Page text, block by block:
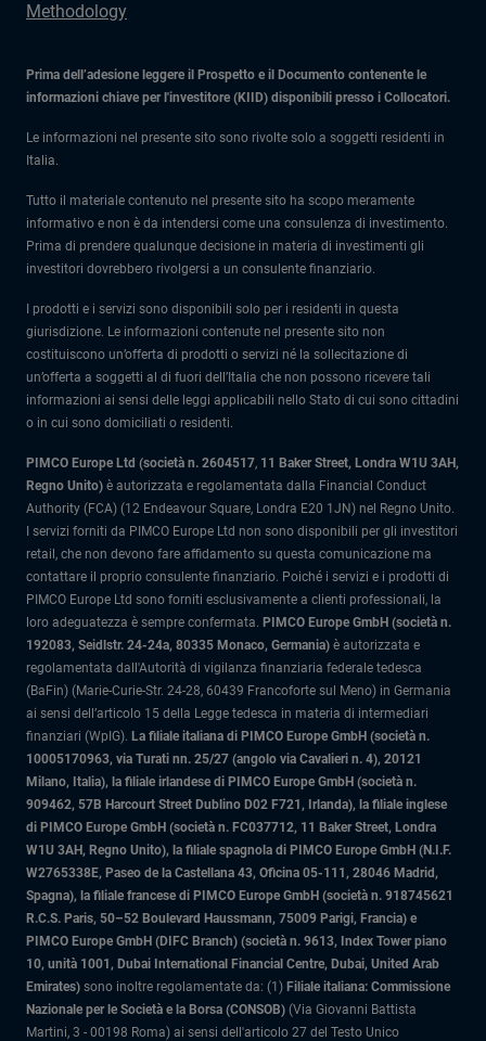
Methodology
Prima dell’adesione leggere il Prospetto e il Documento contenente le
informazioni chiave per l'investitore (KIID) disponibili presso i Collocatori.
Le informazioni nel presente sito sono rivolte solo a soggetti residenti in
Italia.
Tutto il materiale contenuto nel presente sito ha scopo meramente
informativo e non è da intendersi come una consulenza di investimento.
Prima di prendere qualunque decisione in materia di investimenti gli
investitori dovrebbero rivolgersi a un consulente finanziario.
I prodotti e i servizi sono disponibili solo per i residenti in questa
giurisdizione. Le informazioni contenute nel presente sito non
costituiscono un’offerta di prodotti o servizi né la sollecitazione di
un’offerta a soggetti al di fuori dell’Italia che non possono ricevere tali
informazioni ai sensi delle leggi applicabili nello Stato di cui sono cittadini
o in cui sono domiciliati o residenti.
PIMCO Europe Ltd (società n. 2604517, 11 Baker Street, Londra W1U 3AH,
Regno Unito) è autorizzata e regolamentata dalla Financial Conduct
Authority (FCA) (12 Endeavour Square, Londra E20 1JN) nel Regno Unito.
I servizi forniti da PIMCO Europe Ltd non sono disponibili per gli investitori
retail, che non devono fare affidamento su questa comunicazione ma
contattare il proprio consulente finanziario. Poiché i servizi e i prodotti di
PIMCO Europe Ltd sono forniti esclusivamente a clienti professionali, la
loro adeguatezza è sempre confermata. PIMCO Europe GmbH (società n.
192083, Seidlstr. 24-24a, 80335 Monaco, Germania) è autorizzata e
regolamentata dall'Autorità di vigilanza finanziaria federale tedesca
(BaFin) (Marie-Curie-Str. 24-28, 60439 Francoforte sul Meno) in Germania
ai sensi dell’articolo 15 della Legge tedesca in materia di intermediari
finanziari (WpIG). La filiale italiana di PIMCO Europe GmbH (società n.
10005170963, via Turati nn. 25/27 (angolo via Cavalieri n. 4), 20121
Milano, Italia), la filiale irlandese di PIMCO Europe GmbH (società n.
909462, 57B Harcourt Street Dublino D02 F721, Irlanda), la filiale inglese
di PIMCO Europe GmbH (società n. FC037712, 11 Baker Street, Londra
W1U 3AH, Regno Unito), la filiale spagnola di PIMCO Europe GmbH (N.I.F.
W2765338E, Paseo de la Castellana 43, Oficina 05-111, 28046 Madrid,
Spagna), la filiale francese di PIMCO Europe GmbH (società n. 918745621
R.C.S. Paris, 50–52 Boulevard Haussmann, 75009 Parigi, Francia) e
PIMCO Europe GmbH (DIFC Branch) (società n. 9613, Index Tower piano
10, unità 1001, Dubai International Financial Centre, Dubai, United Arab
Emirates) sono inoltre regolamentate da: (1) Filiale italiana: Commissione
Nazionale per le Società e la Borsa (CONSOB) (Via Giovanni Battista
Martini, 3 - 00198 Roma) ai sensi dell'articolo 27 del Testo Unico